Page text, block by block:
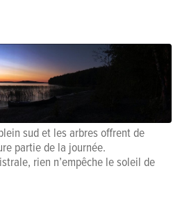
sud et les arbres offrent de
partie de la journée.
rien n’empêche le soleil de